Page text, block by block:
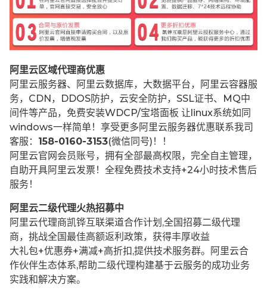
阿里云区域代理商优惠
阿里云服务器、阿里云数据库，大数据平台，阿里云容器服
务，CDN，DDOS防护，云安全防护，SSL证书、MQ中
间件等产品，免费安装WDCP/宝塔面板 让 linux系统如同
windows一样简单！享受更多阿里云服务器优惠联系我司
客服： 158-0160-3153(微信同号)！！
阿里云官网会员账号，拥有全部最高权限，完全自主管理，
自助开具阿里云发票！全程免费技术支持+24小时技术售后
服务！
阿里云二级代理火热招募中
阿里云代理商凯铧互联渠道合作计划,全国招募二级代理
商，挑战全国最佳高额返利政策，获得丰厚收益
大礼包+优惠券+满减+高折扣,提供技术服务群。阿里云合
作伙伴生态体系,帮助二级代理构建基于云服务的成功业务
实践和解决方案。